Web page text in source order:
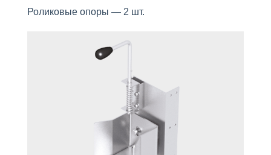
Роликовые опоры — 2 шт.